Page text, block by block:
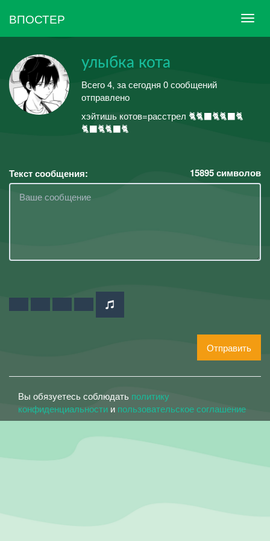
ВПОСТЕР
улыбка кота
Всего 4, за сегодня 0 сообщений
отправлено
хэйтишь котов=расстрел 🐈🐈‍⬛🐈🐈‍⬛🐈
🐈‍⬛🐈🐈‍⬛🐈
Текст сообщения: 15895символов
Отправить
Вы обязуетесь соблюдать политику
конфиденциальности и пользовательское соглашение